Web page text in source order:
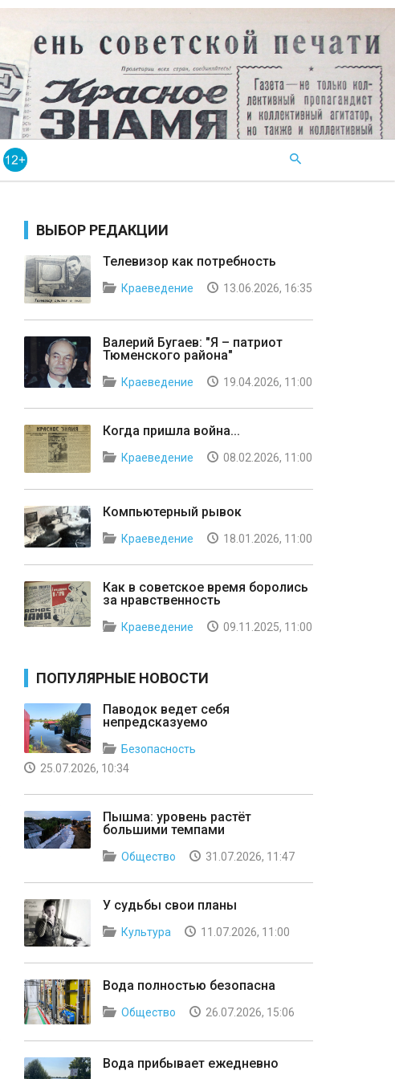
ВЫБОР РЕДАКЦИИ
Телевизор как потребность
Краеведение 13.06.2026, 16:35
Валерий Бугаев: "Я – патриот
Тюменского района"
Краеведение 19.04.2026, 11:00
Когда пришла война...
Краеведение 08.02.2026, 11:00
Компьютерный рывок
Краеведение 18.01.2026, 11:00
Как в советское время боролись
за нравственность
Краеведение 09.11.2025, 11:00
ПОПУЛЯРНЫЕ НОВОСТИ
Паводок ведет себя
непредсказуемо
Безопасность
25.07.2026, 10:34
Пышма: уровень растёт
большими темпами
Общество 31.07.2026, 11:47
У судьбы свои планы
Культура 11.07.2026, 11:00
Вода полностью безопасна
Общество 26.07.2026, 15:06
Вода прибывает ежедневно